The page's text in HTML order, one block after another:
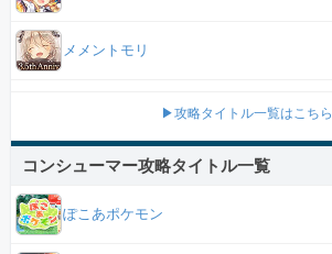
メメントモリ
▶攻略タイトル一覧はこちら
コンシューマー攻略タイトル一覧
ぽこあポケモン